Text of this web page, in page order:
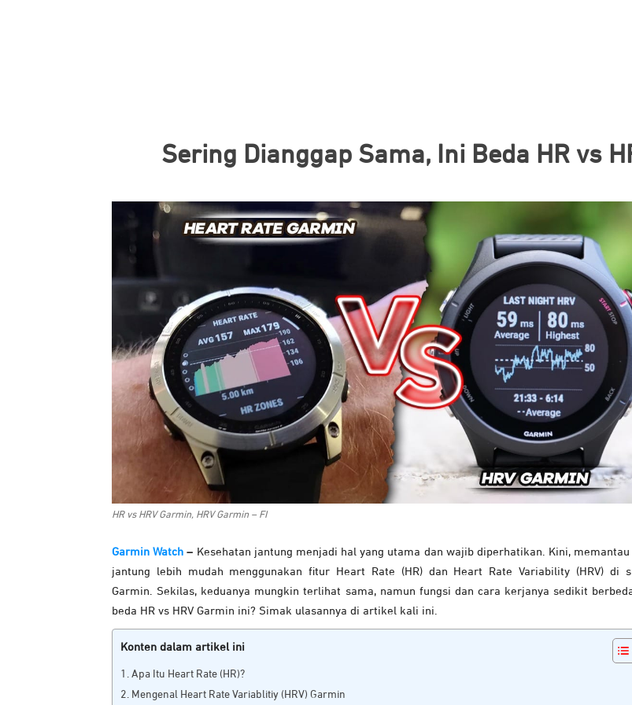
Sering Dianggap Sama, Ini Beda HR vs
HR vs HRV Garmin, HRV Garmin – FI
Garmin Watch – Kesehatan jantung menjadi hal yang utama dan wajib diperhatikan. Kini,
jantung lebih mudah menggunakan fitur Heart Rate (HR) dan Heart Rate Variability (HRV) di
Garmin. Sekilas, keduanya mungkin terlihat sama, namun fungsi dan cara kerjanya sedikit
beda HR vs HRV Garmin ini? Simak ulasannya di artikel kali ini.
Konten dalam artikel ini
Apa Itu Heart Rate (HR)?
Mengenal Heart Rate Variablitiy (HRV) Garmin